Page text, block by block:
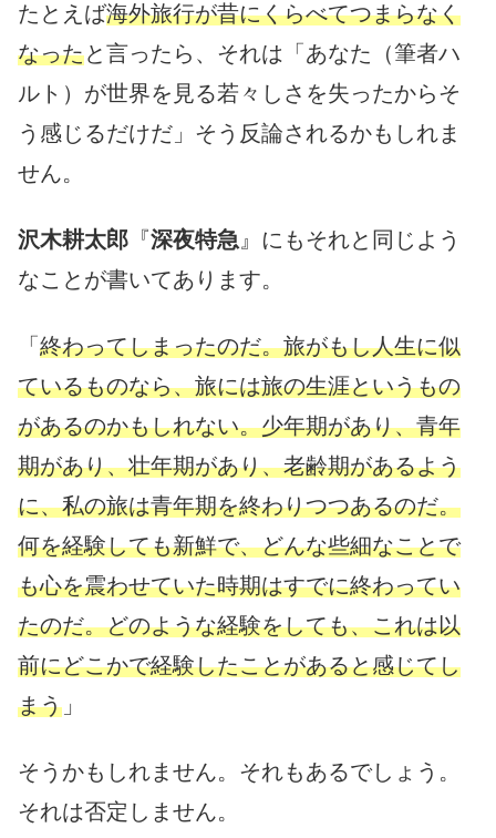
たとえば海外旅行が昔にくらべてつまらなく
なったと言ったら、それは「あなた（筆者ハ
ルト）が世界を見る若々しさを失ったからそ
う感じるだけだ」そう反論されるかもしれま
せん。
沢木耕太郎 『深夜特急 』にもそれと同じよう
なことが書いてあります。
「終わってしまったのだ。旅がもし人生に似
ているものなら、旅には旅の生涯というもの
があるのかもしれない。少年期があり、青年
期があり、壮年期があり、老齢期があるよう
に、私の旅は青年期を終わりつつあるのだ。
何を経験しても新鮮で、どんな些細なことで
も心を震わせていた時期はすでに終わってい
たのだ。どのような経験をしても、これは以
前にどこかで経験したことがあると感じてし
まう 」
そうかもしれません。それもあるでしょう。
それは否定しません。